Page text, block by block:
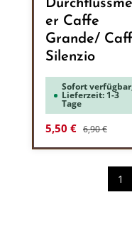
er Caffe
Grande/
Silenzio
Sofort
Lieferzeit: 1-3
Tage
Verkaufspreis:
5,50 € Regulärer
6,90 €
1